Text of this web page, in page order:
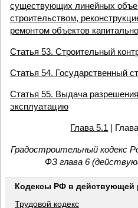
существующих линейных
строительством,
ремонтом объектов
Статья 53. Строительный
Статья 54. Государственный
Статья 55. Выдача
эксплуатацию
Глава 5.1 |
Градостроительный кодекс
ФЗ глава 6
Кодексы РФ в действующей
Трудовой кодекс